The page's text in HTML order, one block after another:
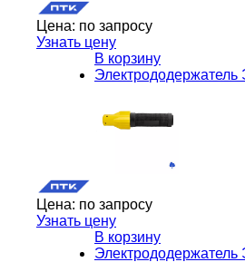
Цена: по запросу
Узнать цену
В корзину
Электрододержатель
Цена: по запросу
Узнать цену
В корзину
Электрододержатель